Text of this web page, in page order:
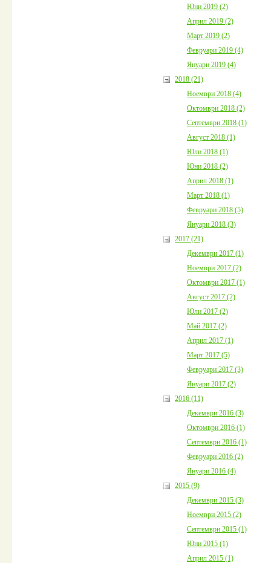
Юни 2019 (2)
Април 2019 (2)
Март 2019 (2)
Февруари 2019 (4)
Януари 2019 (4)
2018 (21)
Ноември 2018 (4)
Октомври 2018 (2)
Септември 2018 (1)
Август 2018 (1)
Юли 2018 (1)
Юни 2018 (2)
Април 2018 (1)
Март 2018 (1)
Февруари 2018 (5)
Януари 2018 (3)
2017 (21)
Декември 2017 (1)
Ноември 2017 (2)
Октомври 2017 (1)
Август 2017 (2)
Юли 2017 (2)
Май 2017 (2)
Април 2017 (1)
Март 2017 (5)
Февруари 2017 (3)
Януари 2017 (2)
2016 (11)
Декември 2016 (3)
Октомври 2016 (1)
Септември 2016 (1)
Февруари 2016 (2)
Януари 2016 (4)
2015 (9)
Декември 2015 (3)
Ноември 2015 (2)
Септември 2015 (1)
Юни 2015 (1)
Април 2015 (1)